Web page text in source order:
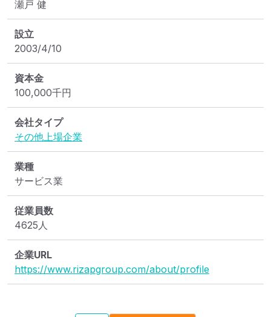
瀬戸 健
設立
2003/4/10
資本金
100,000千円
会社タイプ
その他上場企業
業種
サービス業
従業員数
4625人
企業URL
https://www.rizapgroup.com/about/profile